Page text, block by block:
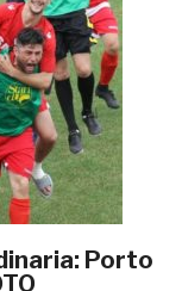
Porto